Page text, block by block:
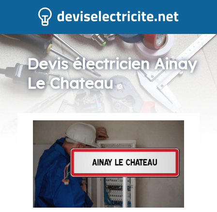
Devis électricien Ainay
Le Chateau